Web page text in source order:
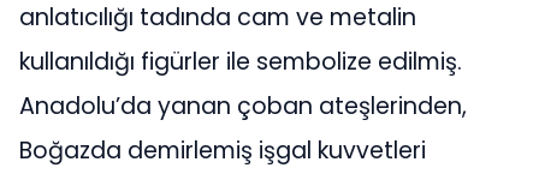
anlatıcılığı tadında cam ve metalin
kullanıldığı figürler ile sembolize edilmiş.
Anadolu’da yanan çoban ateşlerinden,
Boğazda demirlemiş işgal kuvvetleri